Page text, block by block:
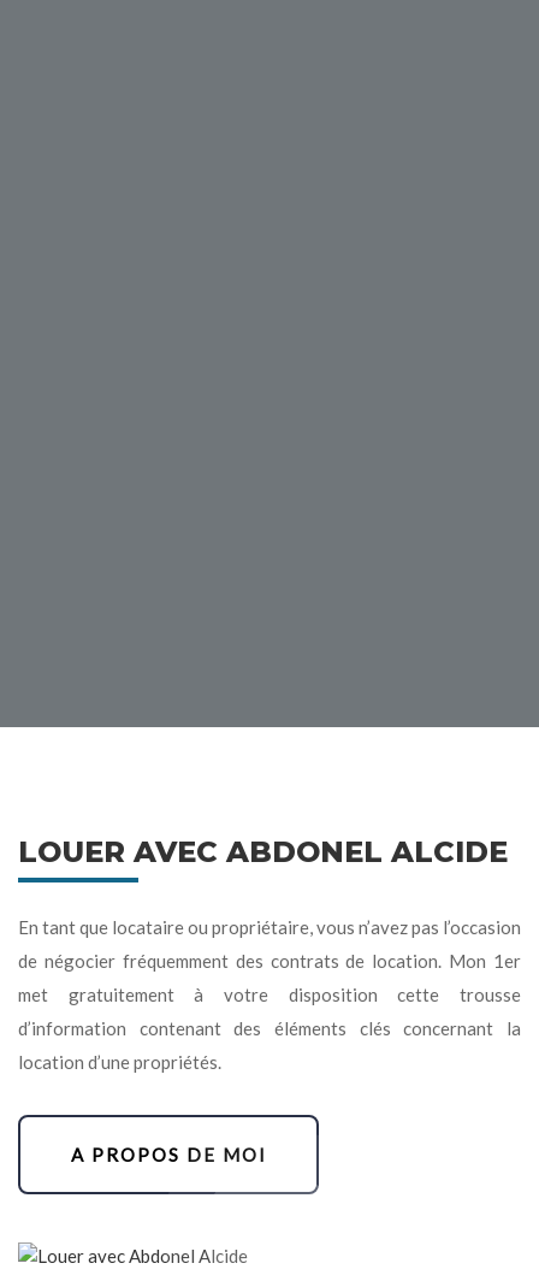
LOUER AVEC ABDONEL ALCIDE
En tant que locataire ou propriétaire, vous n’avez pas l’occasion
de négocier fréquemment des contrats de location. Mon 1er
met gratuitement à votre disposition cette trousse
d’information contenant des éléments clés concernant la
location d’une propriétés.
A PROPOS DE MOI